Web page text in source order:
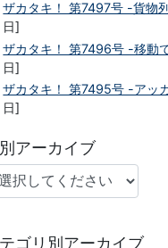
ザカタキ！ 第7497号 -貨物
日]
ザカタキ！ 第7496号 -移動
日]
ザカタキ！ 第7495号 -アッ
日]
アーカイブ
ゴリ別アーカイブ